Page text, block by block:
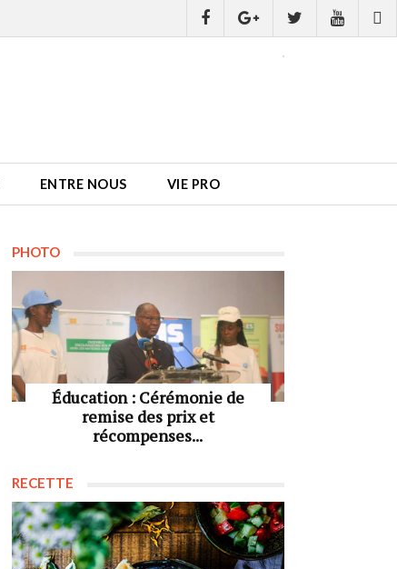
ENTRE NOUS VIE PRO
PHOTO
Éducation : Cérémonie de
remise des prix et
récompenses...
RECETTE